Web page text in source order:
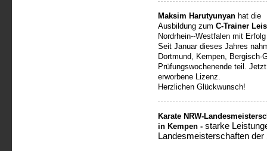
Maksim Harutyunyan hat die
Ausbildung zum C-Trainer
Nordrhein--Westfalen mit
Seit Januar dieses Jahres
Dortmund, Kempen, Bergisch-
Prüfungswochenende teil.
erworbene Lizenz.
Herzlichen Glückwunsch!
Karate NRW-
in Kempen - starke
Landesmeisterschaften